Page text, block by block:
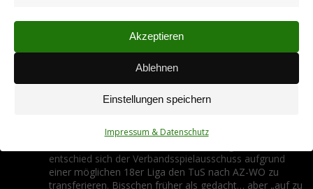
Akzeptieren
Ablehnen
Einstellungen speichern
Impressum & Datenschutz
Übersicht der Begegnungen unserer Mannschaften (via
Bye bye Fußballkreis KL-DOB👋🏻 Stetten/Pfalz goes
entschied sich der Verbandsspielausschuss aufgrund
einer möglichen 18er Liga den TuS nach AZ-WO zu
transferieren. Bisschen früher als gedacht… aber „auf zu